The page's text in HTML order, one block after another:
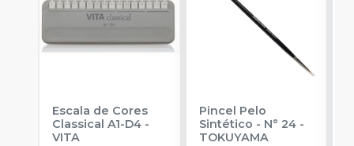
Escala de Cores
Classical A1-D4 -
VITA
Pincel Pelo
Sintético - N° 24-
TOKUYAMA